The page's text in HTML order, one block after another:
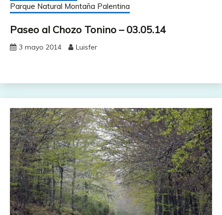
Parque Natural Montaña Palentina
Paseo al Chozo Tonino – 03.05.14
3 mayo 2014 Luisfer